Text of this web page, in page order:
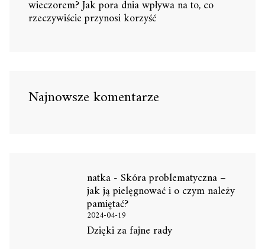
wieczorem? Jak pora dnia wpływa na to, co
rzeczywiście przynosi korzyść
Najnowsze komentarze
natka-Skóra problematyczna –
jak ją pielęgnować i o czym należy
pamiętać?
2024-04-19
Dzięki za fajne rady